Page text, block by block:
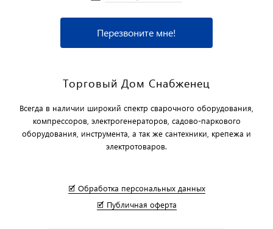
Перезвоните мне!
Торговый Дом Снабженец
Всегда в наличии широкий спектр сварочного оборудования,
компрессоров, электрогенераторов, садово-паркового
оборудования, инструмента, а так же сантехники, крепежа и
электротоваров.
🗹 Обработка персональных данных
🗹 Публичная оферта